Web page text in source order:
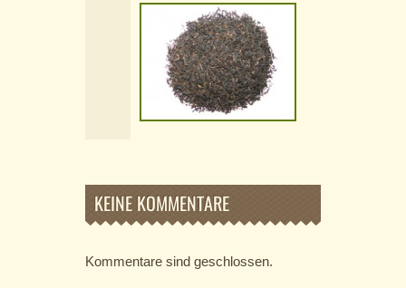
KEINE KOMMENTARE
Kommentare sind geschlossen.